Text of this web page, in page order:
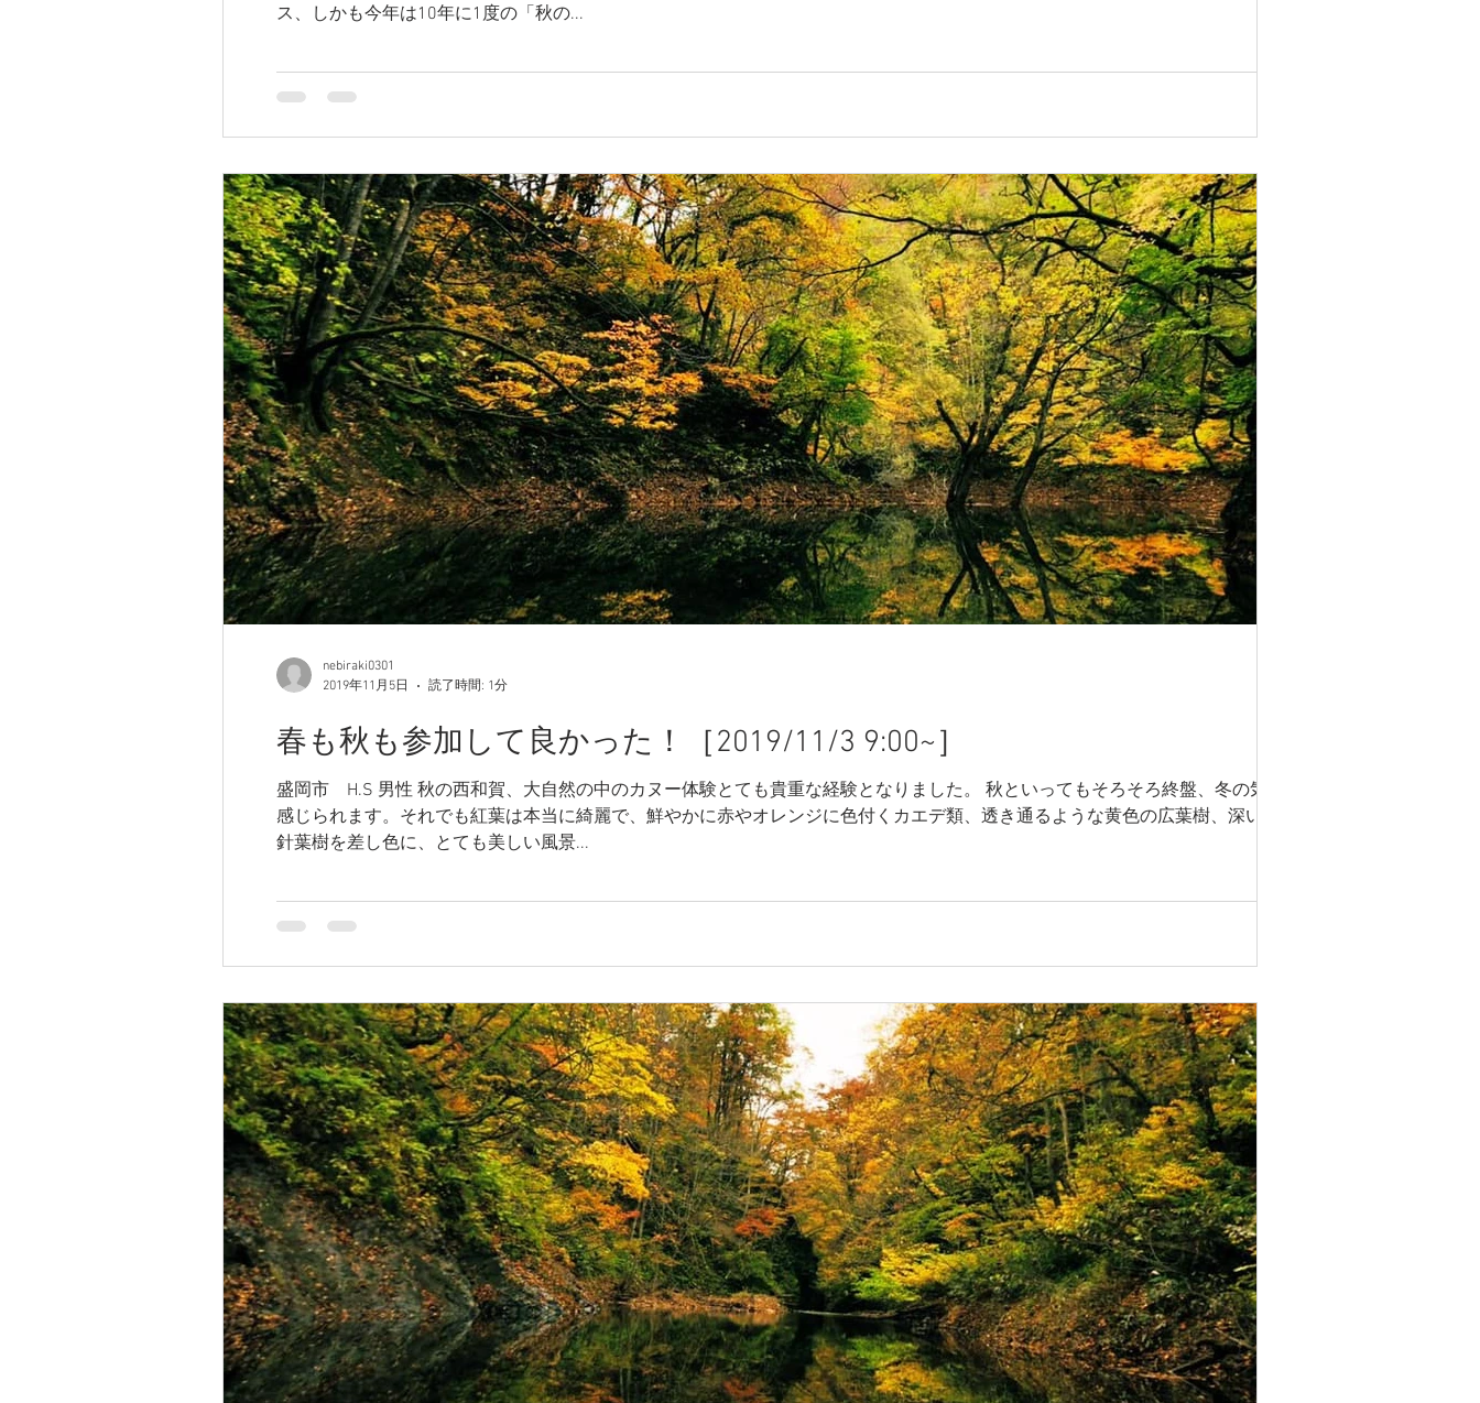
ス、しかも今年は10年に1度の「秋の...
春も秋も参加して良かった！［2019/11/3 9:00~］
盛岡市 H.S 男性 秋の西和賀、大自然の中のカヌー体験とても貴重な経験となりました。 秋といってもそろそろ終盤、冬の気配も
感じられます。それでも紅葉は本当に綺麗で、鮮やかに赤やオレンジに色付くカエデ類、透き通るような黄色の広葉樹、深い緑の
針葉樹を差し色に、とても美しい風景...
nebiraki0301
2019年11月5日
読了時間: 1分